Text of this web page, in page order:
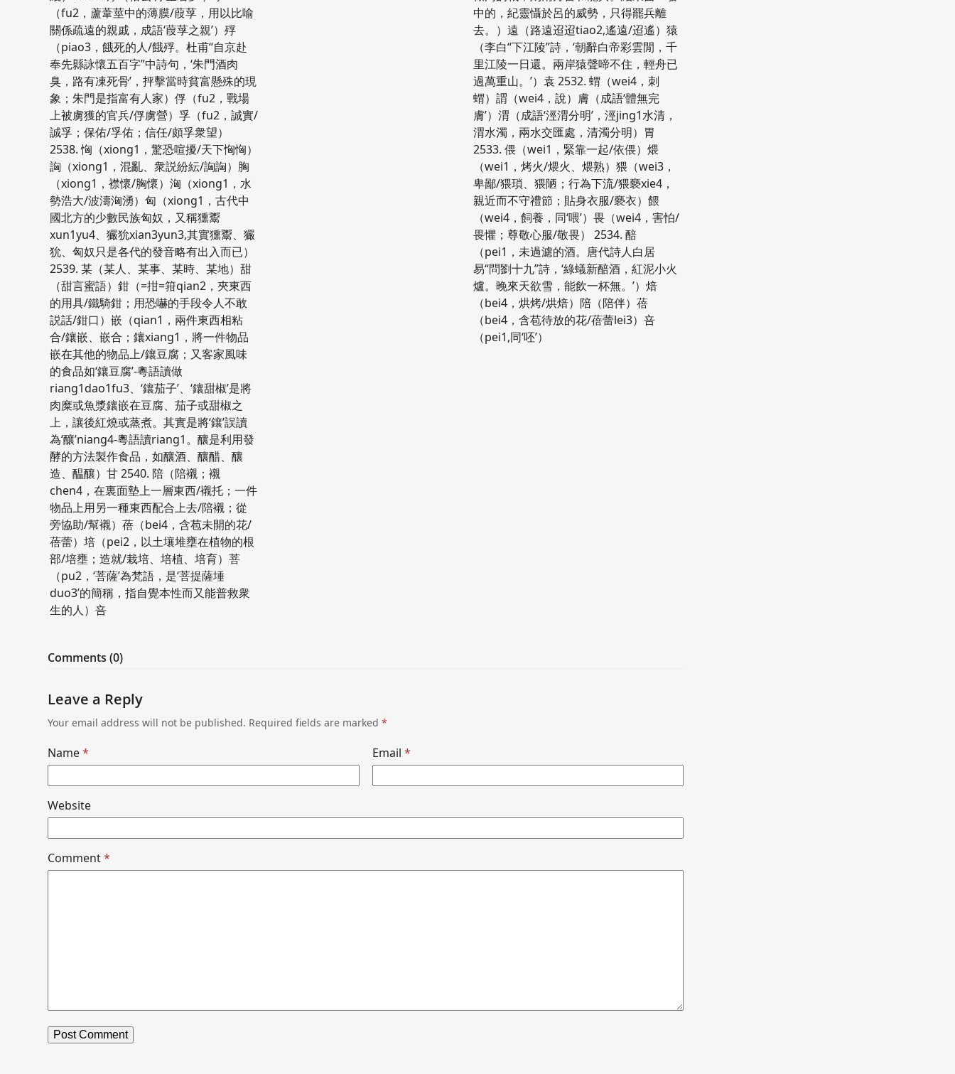
（fu2，蘆葦莖中的薄膜/葭莩，用以比喻
關係疏遠的親戚，成語‘葭莩之親’）殍
（piao3，餓死的人/餓殍。杜甫“自京赴
奉先縣詠懷五百字”中詩句，‘朱門酒肉
臭，路有凍死骨’，抨擊當時貧富懸殊的現
象；朱門是指富有人家）俘（fu2，戰場
上被虜獲的官兵/俘虜營）孚（fu2，誠實/
誠孚；保佑/孚佑；信任/頗孚衆望）
2538. 恟（xiong1，驚恐喧擾/天下恟恟）
詾（xiong1，混亂、衆説紛紜/詾詾）胸
（xiong1，襟懷/胸懷）洶（xiong1，水
勢浩大/波濤洶湧）匈（xiong1，古代中
國北方的少數民族匈奴，又稱獯鬻
xun1yu4、玁狁xian3yun3,其實獯鬻、玁
狁、匈奴只是各代的發音略有出入而已）
2539. 某（某人、某事、某時、某地）甜
（甜言蜜語）鉗（=拑=箝qian2，夾東西
的用具/鐵騎鉗；用恐嚇的手段令人不敢
説話/鉗口）嵌（qian1，兩件東西相粘
合/鑲嵌、嵌合；鑲xiang1，將一件物品
嵌在其他的物品上/鑲豆腐；又客家風味
的食品如‘鑲豆腐’-粵語讀做
riang1dao1fu3、‘鑲茄子’、‘鑲甜椒’是將
肉糜或魚漿鑲嵌在豆腐、茄子或甜椒之
上，讓後紅燒或蒸煮。其實是將‘鑲’誤讀
為‘釀’niang4-粵語讀riang1。釀是利用發
酵的方法製作食品，如釀酒、釀醋、釀
造、醖釀）甘 2540. 陪（陪襯；襯
chen4，在裏面墊上一層東西/襯托；一件
物品上用另一種東西配合上去/陪襯；從
旁協助/幫襯）蓓（bei4，含苞未開的花/
蓓蕾）培（pei2，以土壤堆壅在植物的根
部/培壅；造就/栽培、培植、培育）菩
（pu2，‘菩薩’為梵語，是‘菩提薩埵
duo3’的簡稱，指自覺本性而又能普救衆
生的人）咅
中的，紀靈懾於呂的威勢，只得罷兵離
去。）遠（路遠迢迢tiao2,遙遠/迢遙）猿
（李白“下江陵”詩，‘朝辭白帝彩雲閒，千
里江陵一日還。兩岸猿聲啼不住，輕舟已
過萬重山。’）袁 2532. 蝟（wei4，刺
蝟）謂（wei4，說）膚（成語‘體無完
膚’）渭（成語‘涇渭分明’，涇jing1水清，
渭水濁，兩水交匯處，清濁分明）胃
2533. 偎（wei1，緊靠一起/依偎）煨
（wei1，烤火/煨火、煨熟）猥（wei3，
卑鄙/猥瑣、猥陋；行為下流/猥褻xie4，
親近而不守禮節；貼身衣服/褻衣）餵
（wei4，飼養，同‘喂’）畏（wei4，害怕/
畏懼；尊敬心服/敬畏） 2534. 醅
（pei1，未過濾的酒。唐代詩人白居
易“問劉十九”詩，‘綠蟻新醅酒，紅泥小火
爐。晚來天欲雪，能飲一杯無。’）焙
（bei4，烘烤/烘焙）陪（陪伴）蓓
（bei4，含苞待放的花/蓓蕾lei3）咅
（pei1,同‘呸’）
Comments (0)
Leave a Reply
Your email address will not be published. Required fields are marked*
Name* Email *
Website
Comment*